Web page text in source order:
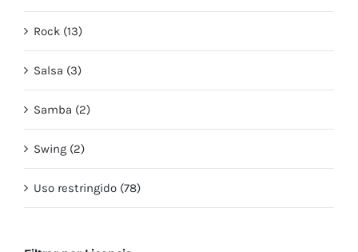
Rock (13)
Salsa (3)
Samba (2)
Swing (2)
Uso restringido (78)